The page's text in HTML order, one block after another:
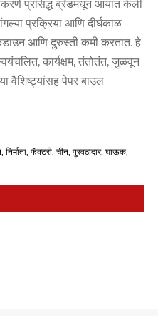
प्रसिद्ध ब्रँडमधून आयात केली
प्रक्रिया आणि दीर्घकाळ
आणि दुरुस्ती कमी करतात. हे
कार्यक्षम, तंतोतंत, जुळवून
वैशिष्ट्यांसह पेपर बाउल
फॅक्टरी, चीन, पुरवठादार, घाऊक,